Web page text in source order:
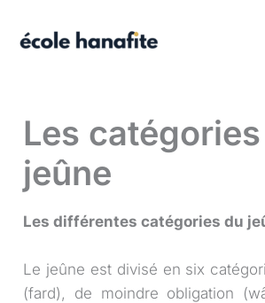
Les
jeûne
Les différentes catégories du
Le jeûne est divisé en six
(fard), de moindre obligation